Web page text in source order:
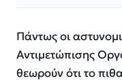
Πάντως οι
Αντιμετώπισης
θεωρούν ότι το